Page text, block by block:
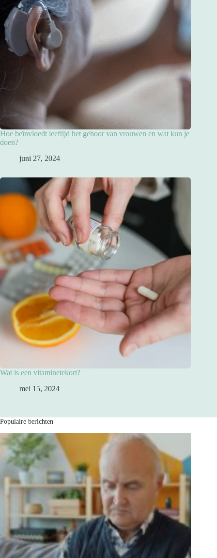
Hoe beïnvloedt leeftijd het gehoor van vrouwen en wat kun je
doen?
juni 27, 2024
Wat is een vitaminetekort?
mei 15, 2024
Populaire berichten